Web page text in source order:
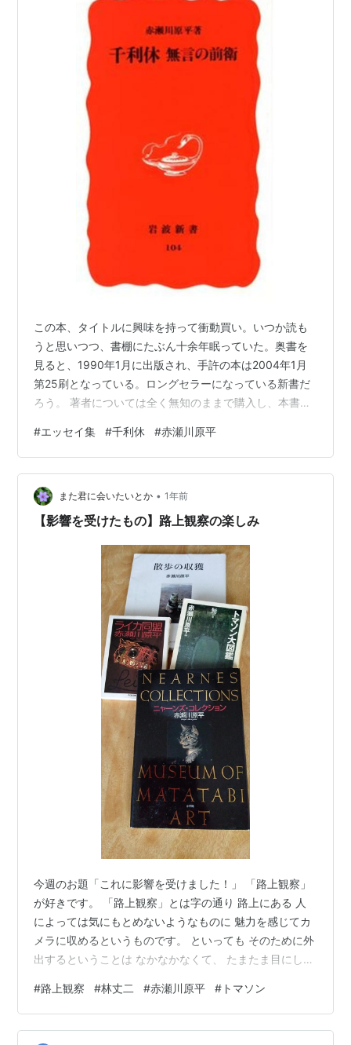
路上観察学入門 / 赤瀬川原平. -- 筑摩書房, 1993.12. -
- (ちくま文庫)
ごちそう探検隊 / 赤瀬川原平. -- 筑摩書房, 1994.2. --
(ちくま文庫)
イギリス正体不明 / 赤瀬川原平. -- 東京書籍, 1994.10
猫の宇宙 / 赤瀬川原平. -- 柏書房, 1994.10
反芸術アンパン / 赤瀬川原平. -- 筑摩書房, 1994.10. -
- (ちくま文庫)
異次元が漏れる / 秋山さと子,赤瀬川原平. -- 大和書
房, 1994.12
東京ミキサー計画 / 赤瀬川原平. -- 筑摩書房,
1994.12. -- (ちくま文庫)
鵜の目鷹の目 / 赤瀬川原平. -- 日本カメラ社, 1994.12
赤瀬川原平の冒険 / 赤瀬川原平[他]. -- 「赤瀬川原平
ちょっと触っていいですか / 赤瀬川原平. -- 筑摩書
房, 1995.2
ゴムの惑星 / 赤瀬川原平. -- 誠文堂新光社, 1995.3
赤瀬川原平の冒険 / 赤瀬川原平[他]. -- 「赤瀬川原平
の冒険」実行委員会, c1995
ベルリン正体不明 / 赤瀬川原平. -- 東京書籍, 1995.10
新解さんの謎 / 赤瀬川原平. -- 文芸春秋, 1996.7
日本にある世界の名画入門 / 赤瀬川原平. -- 光文社,
1996.7. -- (カッパ・ブックス)
ベトナム低空飛行 / 赤瀬川原平. -- ビジネス社,
ライカ同盟NAGOYA大写撃! / 赤瀬川原平. -- 風媒社,
じろじろ日記 / 赤瀬川原平. -- 筑摩書房, 1996.8. --
(ちくま文庫)
常識論 / 赤瀬川原平. -- 大和書房, 1996.12
トマソン大図鑑. 空の巻 / 赤瀬川原平. -- 筑摩書房,
1996.12. -- (ちくま文庫)
トマソン大図鑑. 無の巻 / 赤瀬川原平. -- 筑摩書房,
1996.12. -- (ちくま文庫)
こいつらが日本語をダメにした / 赤瀬川原平,ねじめ
正一,南伸坊. -- 筑摩書房, 1997.4. -- (ちくま文庫)
香港頭上観察 / 赤瀬川原平. -- 小学館, 1997.7
我輩は施主である / 赤瀬川原平. -- 読売新聞社,
金属人類学入門 / 赤瀬川原平. -- 日本カメラ社,
1997.3
フェルメールの眼 / ヨハネス・フェルメール[他]. --
講談社, 1998.3. -- (赤瀬川原平の名画探険)
-- (赤瀬川原平の名画探険)
ちょっと触っていいですか / 赤瀬川原平. -- 筑摩書
房, 1998.2. -- (ちくま文庫)
この本、タイトルに興味を持って衝動買い。いつか読も
うと思いつつ、書棚にたぶん十余年眠っていた。奥書を
見ると、1990年1月に出版され、手許の本は2004年1月
第25刷となっている。ロングセラーになっている新書だ
ろう。 著者については全く無知のままで購入し、本書を
はどうなのか知らない。手許の本では、奥書に、「1937
年横浜生まれ、武蔵野美術学校中退、画家、作家」とい
う情報と著書が列挙されているだけである。 本書を読み
始めて、著者自身についての情報が少し入手できた。本
書の流れに沿って記されている著者情報をまず列挙して
#エッセイ集 #千利休 #赤瀬川原平
また君に会いたいとか • 1年前
【影響を受けたもの】路上観察の楽しみ
今週のお題「これに影響を受けました！」 「路上観察」
が好きです。 「路上観察」とは字の通り 路上にある 人
によっては気にもとめないようなものに 魅力を感じてカ
メラに収めるというものです。 といっても そのために外
出するということは なかなかなくて、 たまたま目にした
です。 だから 車で目にすることも多く、 歩いていても
時間がなくて アングルなどにこだわる暇もなく 「カシ
ャ！」で終わりなので、 変なアングルだったり 手ぶれし
#路上観察 #林丈二 #赤瀬川原平 # トマソン